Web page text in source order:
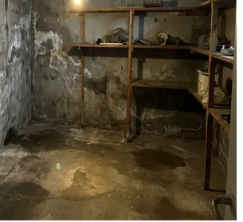
klassificerer skimmelsvamp som en
Skimmelsporer i indeklimaet kan
og kronisk hoste.
med kløende øjne og næse.
— især hos børn. Hovedpine,
Hudreaktioner og
øger risikoen for
Børn, ældre og personer
er særligt udsatte. Hvis du
er eksponeringen allerede
for uforpligtende rådgivning — ring
70 60 30 04